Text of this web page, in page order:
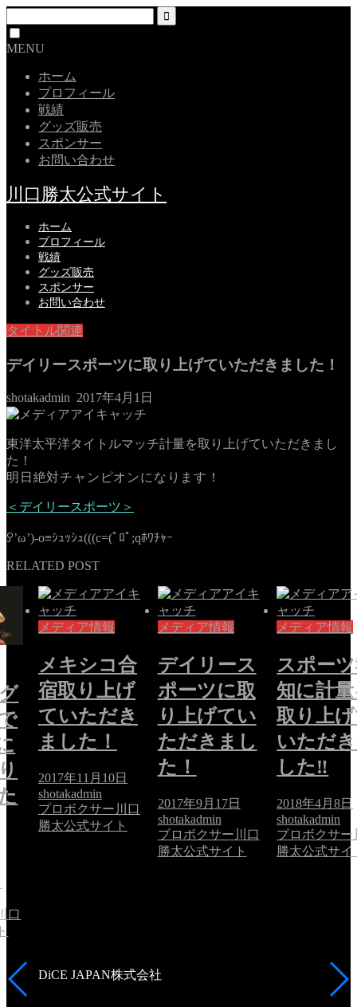
MENU
ホーム
プロフィール
戦績
グッズ販売
スポンサー
お問い合わせ
川口勝太公式サイト
ホーム
プロフィール
戦績
グッズ販売
スポンサー
お問い合わせ
タイトル関連
デイリースポーツに取り上げていただきました！
shotakadmin 2017年4月1日
東洋太平洋タイトルマッチ計量を取り上げていただきまし
た！
明日絶対チャンピオンになります！
＜デイリースポーツ＞
ꎤ’ω’)-o≡ｼｭｯｼｭ(((c=(ﾟﾛﾟ;qﾎﾜﾁｬｰ
RELATED POST
口
メディア情報
メキシコ合
宿取り上げ
ていただき
ました！
2017年11月10日
shotakadmin
プロボクサー川口
勝太公式サイト
メディア情報
デイリース
ポーツに取
り上げてい
ただきまし
た！
2017年9月17日
shotakadmin
プロボクサー川口
勝太公式サイト
メディア情報
スポー
知に計
取り上
いただ
した‼
2018年4月8日
shotakadmin
プロボクサー
勝太公式サイ
DiCE JAPAN株式会社